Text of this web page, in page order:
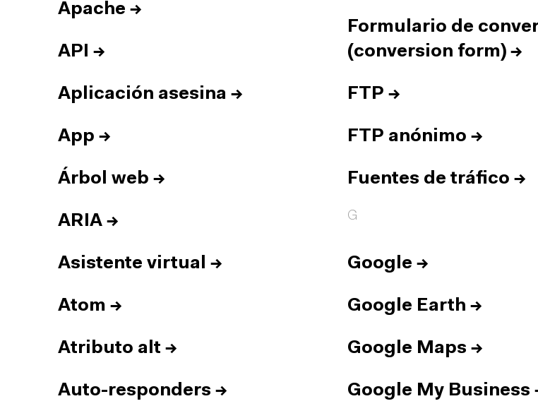
Apache →
API →
Aplicación asesina →
App →
Árbol web →
ARIA →
Asistente virtual →
Atom →
Atributo alt →
Auto-responders →
Formulario de
(conversion form) →
FTP →
FTP anónimo →
Fuentes de tráfico →
G
Google →
Google Earth →
Google Maps →
Google My Business